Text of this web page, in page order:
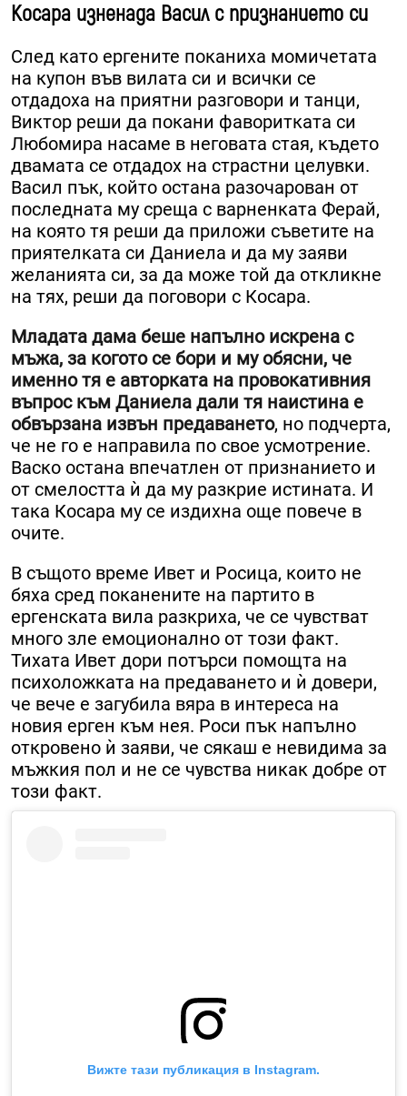
Косара изненада Васил с признанието си
След като ергените поканиха момичетата
на купон във вилата си и всички се
отдадоха на приятни разговори и танци,
Виктор реши да покани фаворитката си
Любомира насаме в неговата стая, където
двамата се отдадох на страстни целувки.
Васил пък, който остана разочарован от
последната му среща с варненката Ферай,
на която тя реши да приложи съветите на
приятелката си Даниела и да му заяви
желанията си, за да може той да откликне
на тях, реши да поговори с Косара.
Младата дама беше напълно искрена с
мъжа, за когото се бори и му обясни, че
именно тя е авторката на провокативния
въпрос към Даниела дали тя наистина е
обвързана извън предаването, но подчерта,
че не го е направила по свое усмотрение.
Васко остана впечатлен от признанието и
от смелостта ѝ да му разкрие истината. И
така Косара му се издихна още повече в
очите.
В същото време Ивет и Росица, които не
бяха сред поканените на партито в
ергенската вила разкриха, че се чувстват
много зле емоционално от този факт.
Тихата Ивет дори потърси помощта на
психоложката на предаването и ѝ довери,
че вече е загубила вяра в интереса на
новия ерген към нея. Роси пък напълно
откровено ѝ заяви, че сякаш е невидима за
мъжкия пол и не се чувства никак добре от
този факт.
Вижте тази публикация в Instagram.